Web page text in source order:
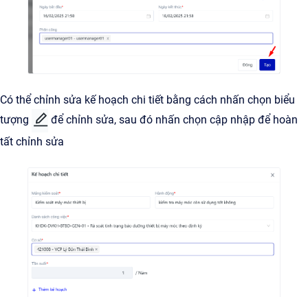
Có thể chỉnh sửa kế hoạch chi tiết bằng cách nhấn chọn biểu
tượng
để chỉnh sửa, sau đó nhấn chọn cập nhập để hoàn
tất chỉnh sửa